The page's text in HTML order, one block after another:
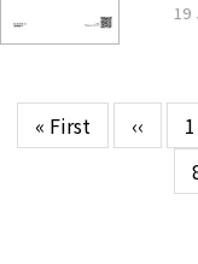
19
First
page
« First
이
전
‹‹ 1